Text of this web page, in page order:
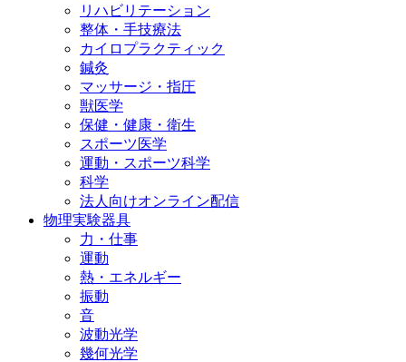
リハビリテーション
整体・手技療法
カイロプラクティック
鍼灸
マッサージ・指圧
獣医学
保健・健康・衛生
スポーツ医学
運動・スポーツ科学
科学
法人向けオンライン配信
物理実験器具
力・仕事
運動
熱・エネルギー
振動
音
波動光学
幾何光学